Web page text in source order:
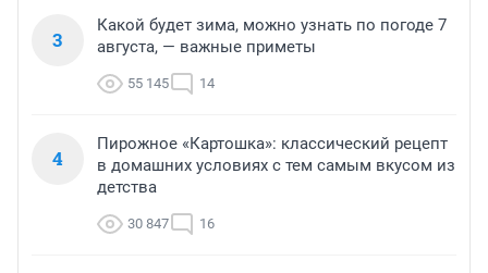
3
Какой будет зима, можно узнать по погоде 7
августа, — важные приметы
55 145 14
4
Пирожное «Картошка»: классический рецепт
в домашних условиях с тем самым вкусом из
детства
30 847 16